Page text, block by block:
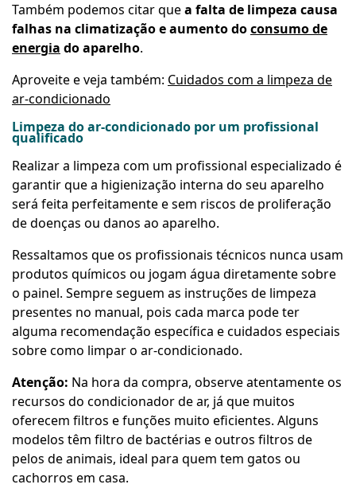
Também podemos citar quea falta de limpeza causa
falhas na climatização e aumento doconsumo de
energia do aparelho.
Aproveite e veja também: Cuidados com a limpeza de
ar-condicionado
Limpeza do ar-condicionado por um profissional
qualificado
Realizar a limpeza com um profissional especializado é
garantir que a higienização interna do seu aparelho
será feita perfeitamente e sem riscos de proliferação
de doenças ou danos ao aparelho.
Ressaltamos que os profissionais técnicos nunca usam
produtos químicos ou jogam água diretamente sobre
o painel. Sempre seguem as instruções de limpeza
presentes no manual, pois cada marca pode ter
alguma recomendação específica e cuidados especiais
sobre como limpar o ar-condicionado.
Atenção: Na hora da compra, observe atentamente os
recursos do condicionador de ar, já que muitos
oferecem filtros e funções muito eficientes. Alguns
modelos têm filtro de bactérias e outros filtros de
pelos de animais, ideal para quem tem gatos ou
cachorros em casa.